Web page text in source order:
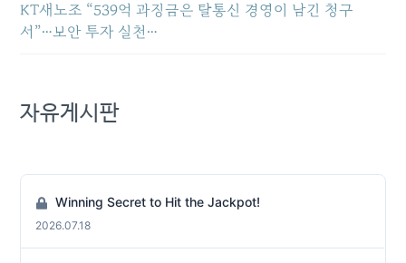
KT새노조 “539억 과징금은 탈통신 경영이 남긴 청구
서”…보안 투자 실천…
자유게시판
Winning Secret to Hit the Jackpot!
2026.07.18